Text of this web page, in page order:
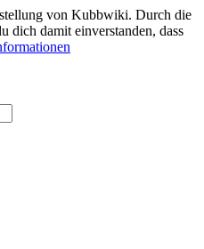
von Kubbwiki. Durch die
damit einverstanden, dass